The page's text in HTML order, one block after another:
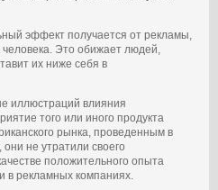
эффект получается от рекламы,
человека. Это обижает людей,
их ниже себя в
иллюстраций влияния
того или иного продукта
рынка, проведенным в
не утратили своего
положительного опыта
в рекламных компаниях.